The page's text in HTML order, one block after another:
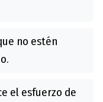
no estén
el esfuerzo de